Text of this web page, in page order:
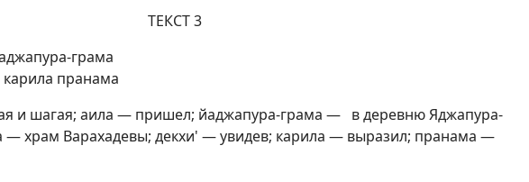
ТЕКСТ 3
грама
карила пранама
и шагая; аила — пришел; йаджапура-грама — в деревню Яджапура-
— храм Варахадевы; декхи' — увидев; карила — выразил; пранама —